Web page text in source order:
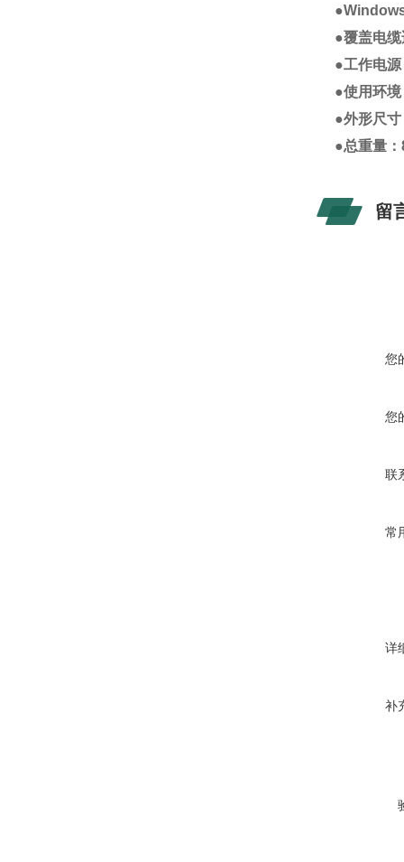
●
●覆盖电
●工作电
●使用环境
●外形尺
●总重量：
留
您
您
联
常
详
补